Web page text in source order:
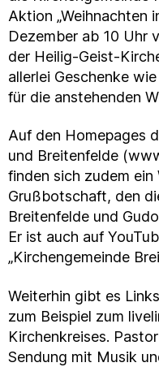
Aktion „Weihnachten
Dezember ab 10 Uhr
der Heilig-Geist-
allerlei Geschenke
für die anstehenden
Auf den Homepages
und Breitenfelde
finden sich zudem ein
Grußbotschaft, den
Breitenfelde und
Er ist auch auf
„Kirchengemeinde
Weiterhin gibt es
zum Beispiel zum
Kirchenkreises.
Sendung mit Musik